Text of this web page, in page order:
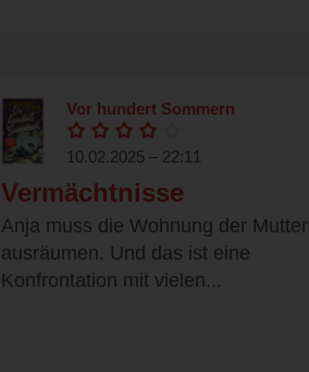
Vor hundert Sommern
10.02.2025 – 22:11
Vermächtnisse
Anja muss die Wohnung der Mutter
ausräumen. Und das ist eine
Konfrontation mit vielen...